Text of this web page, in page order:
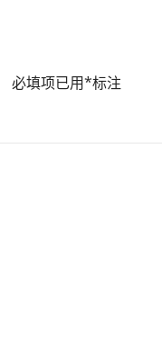
必填项已用*标注